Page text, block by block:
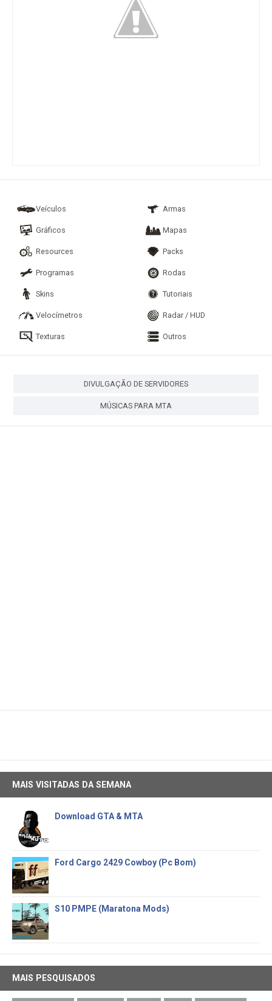
Veículos Armas
Gráficos Mapas
Resources Packs
Programas Rodas
Skins Tutoriais
Velocímetros Radar / HUD
Texturas Outros
DIVULGAÇÃO DE SERVIDORES
MÚSICAS PARA MTA
MAIS VISITADAS DA SEMANA
Download GTA & MTA
Ford Cargo 2429 Cowboy (Pc Bom)
S10 PMPE (Maratona Mods)
MAIS PESQUISADOS